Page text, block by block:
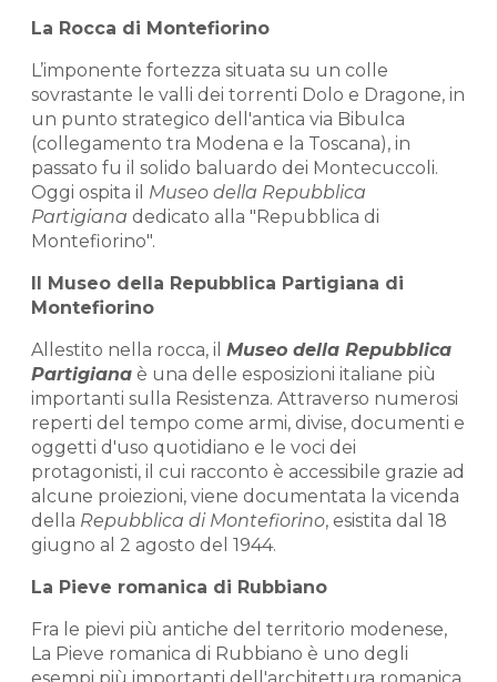
La Rocca di Montefiorino
L’imponente fortezza situata su un colle
sovrastante le valli dei torrenti Dolo e Dragone, in
un punto strategico dell'antica via Bibulca
(collegamento tra Modena e la Toscana), in
passato fu il solido baluardo dei Montecuccoli.
Oggi ospita il Museo della Repubblica
Partigiana dedicato alla "Repubblica di
Montefiorino".
Il Museo della Repubblica Partigiana di
Montefiorino
Allestito nella rocca, il Museo della Repubblica
Partigiana è una delle esposizioni italiane più
importanti sulla Resistenza. Attraverso numerosi
reperti del tempo come armi, divise, documenti e
oggetti d'uso quotidiano e le voci dei
protagonisti, il cui racconto è accessibile grazie ad
alcune proiezioni, viene documentata la vicenda
della Repubblica di Montefiorino, esistita dal 18
giugno al 2 agosto del 1944.
La Pieve romanica di Rubbiano
Fra le pievi più antiche del territorio modenese,
La Pieve romanica di Rubbiano è uno degli